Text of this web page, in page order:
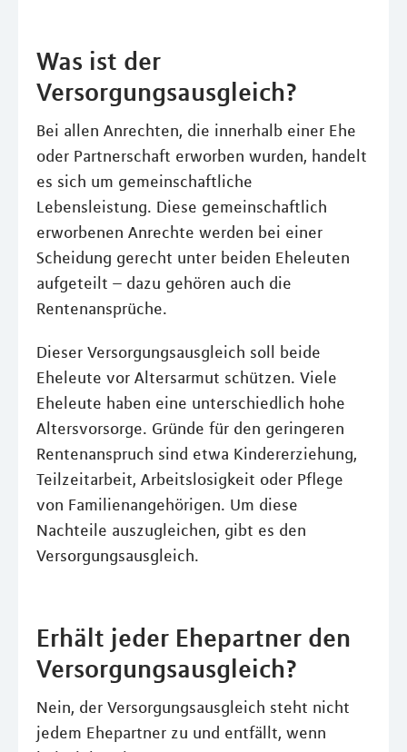
Was ist der
Versorgungsausgleich?
Bei allen Anrechten, die innerhalb einer Ehe
oder Partnerschaft erworben wurden, handelt
es sich um gemeinschaftliche
Lebensleistung. Diese gemeinschaftlich
erworbenen Anrechte werden bei einer
Scheidung gerecht unter beiden Eheleuten
aufgeteilt – dazu gehören auch die
Rentenansprüche.
Dieser Versorgungsausgleich soll beide
Eheleute vor Altersarmut schützen. Viele
Eheleute haben eine unterschiedlich hohe
Altersvorsorge. Gründe für den geringeren
Rentenanspruch sind etwa Kindererziehung,
Teilzeitarbeit, Arbeitslosigkeit oder Pflege
von Familienangehörigen. Um diese
Nachteile auszugleichen, gibt es den
Versorgungsausgleich.
Erhält jeder Ehepartner den
Versorgungsausgleich?
Nein, der Versorgungsausgleich steht nicht
jedem Ehepartner zu und entfällt, wenn